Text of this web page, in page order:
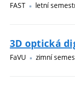
FAST letní
3D optická
FaVU zimní